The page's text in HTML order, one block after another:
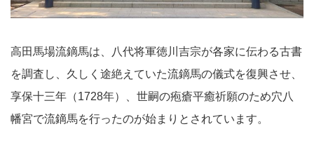
高田馬場流鏑馬は、八代将軍徳川吉宗が各家に伝わる古書
を調査し、久しく途絶えていた流鏑馬の儀式を復興させ、
享保十三年（1728年）、世嗣の疱瘡平癒祈願のため穴八
幡宮で流鏑馬を行ったのが始まりとされています。